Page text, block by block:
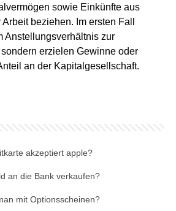
sowie Einkünfte aus
beziehen. Im ersten Fall
Anstellungsverhältnis zur
erzielen Gewinne oder
an der Kapitalgesellschaft.
akzeptiert apple?
an die Bank verkaufen?
mit Optionsscheinen?